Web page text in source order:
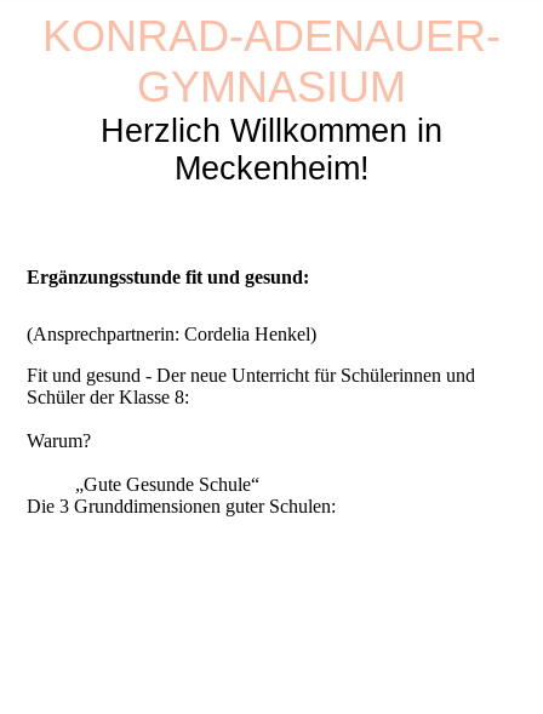
KONRAD-ADENAUER-
GYMNASIUM
Herzlich Willkommen in
Meckenheim!
Ergänzungsstunde fit und gesund:
(Ansprechpartnerin: Cordelia Henkel)
Fit und gesund - Der neue Unterricht für Schülerinnen und
Schüler der Klasse 8:
Warum?
„Gute Gesunde Schule“
Die 3 Grunddimensionen guter Schulen: